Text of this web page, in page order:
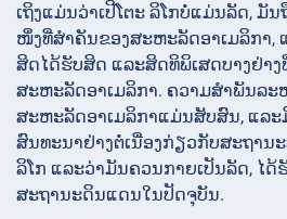
ເຖິງແມ່ນວ່າເປີໂຕະ ລິໂກບໍ່ແມ່ນລັດ, ມັ
ໜຶ່ງທີ່ສຳຄັນຂອງສະຫະລັດອາເມລິກາ,
ສິດໄດ້ຮັບສິດ ແລະສິດທິພິເສດບາງຢ່າ
ສະຫະລັດອາເມລິກາ. ຄວາມສຳພັນລະ
ສະຫະລັດອາເມລິກາແມ່ນສັບສົນ, ແລະ
ສົນທະນາຢ່າງຕໍ່ເນື່ອງກ່ຽວກັບສະຖານະ
ລິໂກ ແລະວ່າມັນຄວນກາຍເປັນລັດ, ໄດ້
ສະຖານະດິນແດນໃນປັດຈຸບັນ.